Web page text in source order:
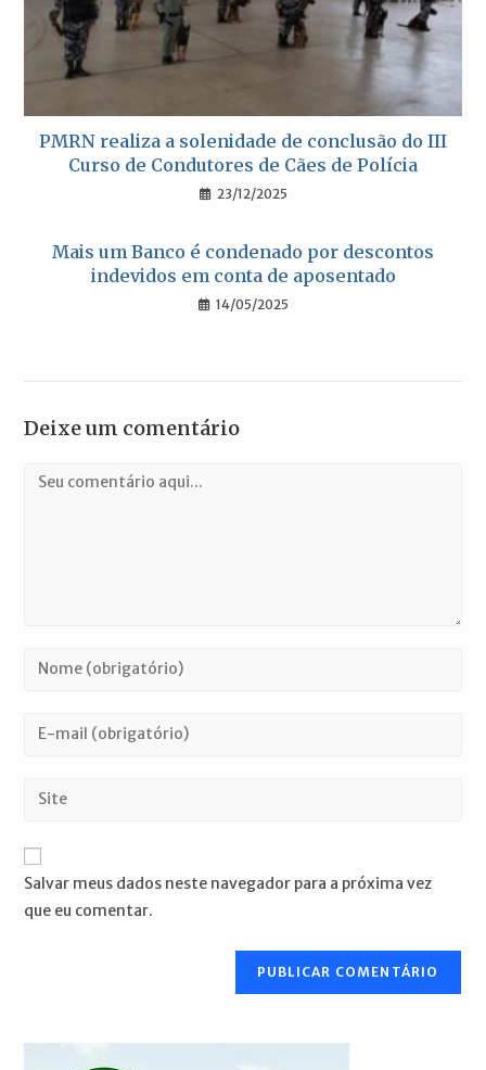
PMRN realiza a solenidade de conclusão do III
Curso de Condutores de Cães de Polícia
23/12/2025
Mais um Banco é condenado por descontos
indevidos em conta de aposentado
14/05/2025
Deixe um comentário
Comentário
Digite
ou
de
para
comentar
Digite
de
mail
para
comentar
Digite
URL
do
site
Salvar meus dados neste navegador para a próxima vez
que eu comentar.